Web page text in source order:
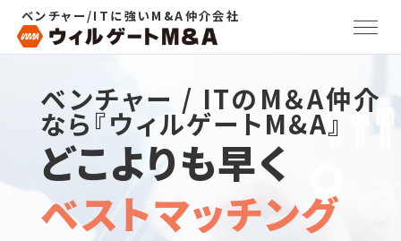
ベンチャー/ITに強いM&A仲介会社
ベンチャー / ITのM＆A仲介
なら『ウィルゲートM&A』
どこよりも早く
ベストマッチング